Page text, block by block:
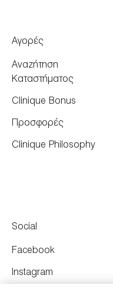
Αγορές
Αναζήτηση
Καταστήματος
Clinique Bonus
Προσφορές
Clinique Philosophy
Social
Facebook
Instagram